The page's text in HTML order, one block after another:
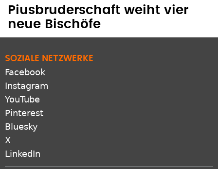
Piusbruderschaft weiht vier
neue Bischöfe
SOZIALE NETZWERKE
Facebook
Instagram
YouTube
Pinterest
Bluesky
X
LinkedIn